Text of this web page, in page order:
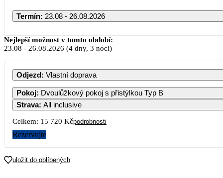
Termín: 23.08 - 26.08.2026
Srpen
PO ÚT ST ČT
3 4 5 6
Nejlepší možnost v tomto období:
23.08 - 26.08.2026 (4 dny, 3 noci)
Odjezd: Vlastní doprava
Pokoj: Dvoulůžkový pokoj s přistýlkou Typ B
Strava: All inclusive
Celkem: 15 720 Kčpodrobnosti
Rezervujte
uložit do oblíbených